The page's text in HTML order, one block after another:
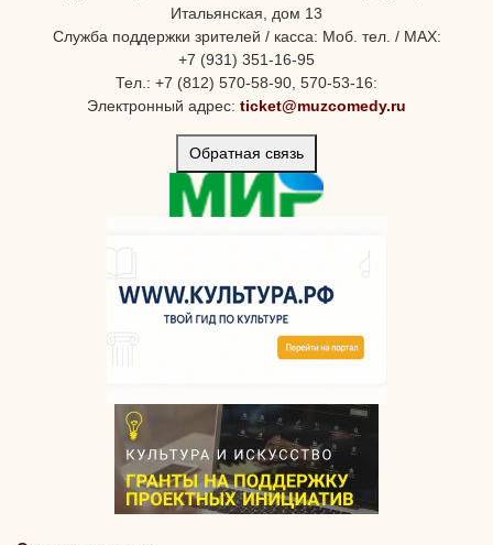
Итальянская, дом 13
Служба поддержки зрителей / касса: Моб. тел. / MAX:
+7 (931) 351-16-95
Тел.: +7 (812) 570-58-90, 570-53-16:
Электронный адрес: ticket@muzcomedy.ru
Обратная связь